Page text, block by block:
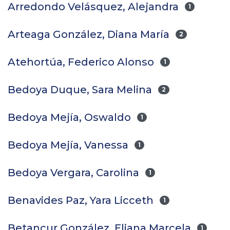
Arredondo Velásquez, Alejandra 1
Arteaga González, Diana María 2
Atehortúa, Federico Alonso 1
Bedoya Duque, Sara Melina 2
Bedoya Mejía, Oswaldo 1
Bedoya Mejía, Vanessa 1
Bedoya Vergara, Carolina 1
Benavides Paz, Yara Licceth 1
1